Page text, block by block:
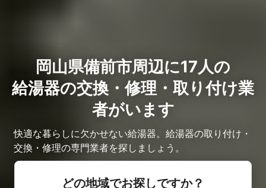
岡山県備前市周辺に17人の
給湯器の交換・修理・取り付け業
者がいます
快適な暮らしに欠かせない給湯器。給湯器の取り付け・
交換・修理の専門業者を探しましょう。
どの地域でお探しですか？